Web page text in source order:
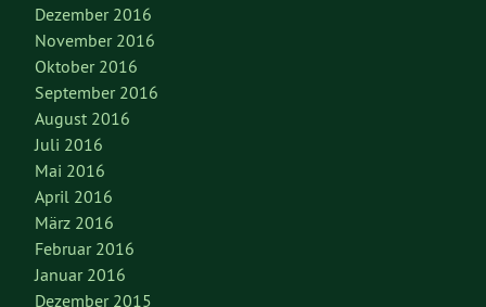
Dezember 2016
November 2016
Oktober 2016
September 2016
August 2016
Juli 2016
Mai 2016
April 2016
März 2016
Februar 2016
Januar 2016
Dezember 2015